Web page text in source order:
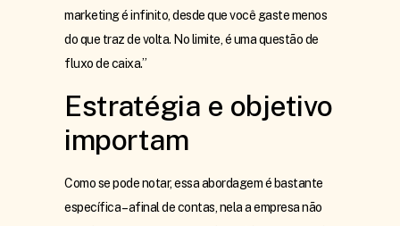
marketing é infinito, desde que você gaste menos
do que traz de volta. No limite, é uma questão de
fluxo de caixa.”
Estratégia e objetivo
importam
Como se pode notar, essa abordagem é bastante
específica – afinal de contas, nela a empresa não